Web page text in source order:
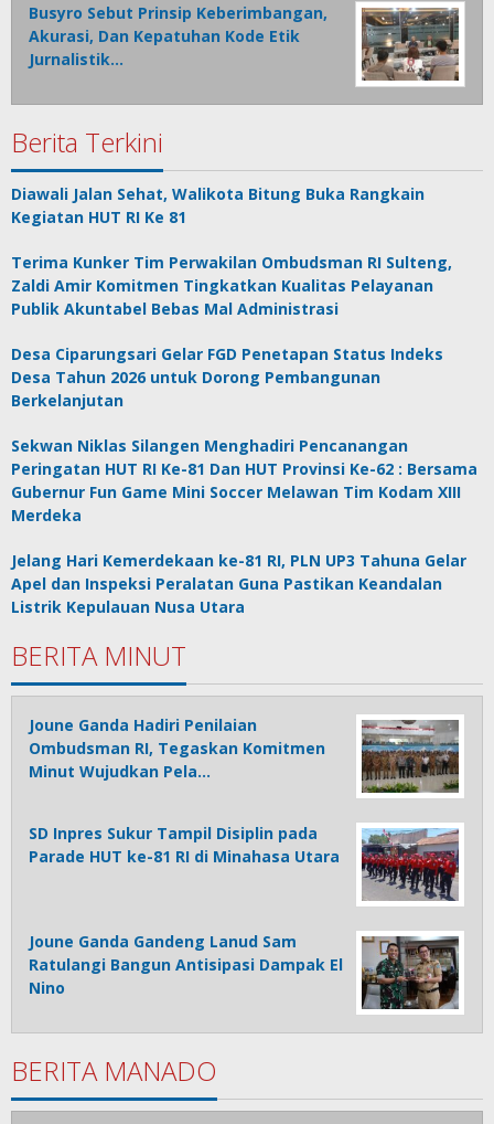
Busyro Sebut Prinsip Keberimbangan,
Akurasi, Dan Kepatuhan Kode Etik
Jurnalistik…
Berita Terkini
Diawali Jalan Sehat, Walikota Bitung Buka Rangkain
Kegiatan HUT RI Ke 81
Terima Kunker Tim Perwakilan Ombudsman RI Sulteng,
Zaldi Amir Komitmen Tingkatkan Kualitas Pelayanan
Publik Akuntabel Bebas Mal Administrasi
Desa Ciparungsari Gelar FGD Penetapan Status Indeks
Desa Tahun 2026 untuk Dorong Pembangunan
Berkelanjutan
Sekwan Niklas Silangen Menghadiri Pencanangan
Peringatan HUT RI Ke-81 Dan HUT Provinsi Ke-62 : Bersama
Gubernur Fun Game Mini Soccer Melawan Tim Kodam XIII
Merdeka
Jelang Hari Kemerdekaan ke-81 RI, PLN UP3 Tahuna Gelar
Apel dan Inspeksi Peralatan Guna Pastikan Keandalan
Listrik Kepulauan Nusa Utara
BERITA MINUT
Joune Ganda Hadiri Penilaian
Ombudsman RI, Tegaskan Komitmen
Minut Wujudkan Pela…
SD Inpres Sukur Tampil Disiplin pada
Parade HUT ke-81 RI di Minahasa Utara
Joune Ganda Gandeng Lanud Sam
Ratulangi Bangun Antisipasi Dampak El
Nino
BERITA MANADO